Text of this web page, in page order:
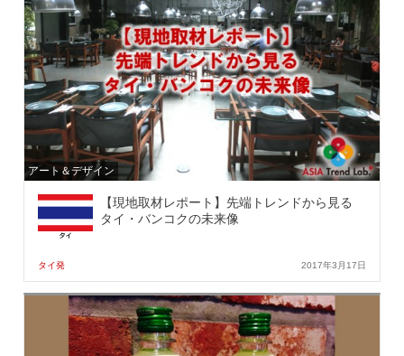
アート＆デザイン
【現地取材レポート】先端トレンドから見る
タイ・バンコクの未来像
タイ発 2017年3月17日